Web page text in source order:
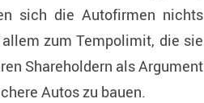
sich die Autofirmen nichts
zum Tempolimit, die sie
Shareholdern als Argument
Autos zu bauen.